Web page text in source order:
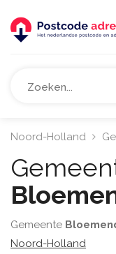
Noord-Holland
Gemeente
Noord-Holland